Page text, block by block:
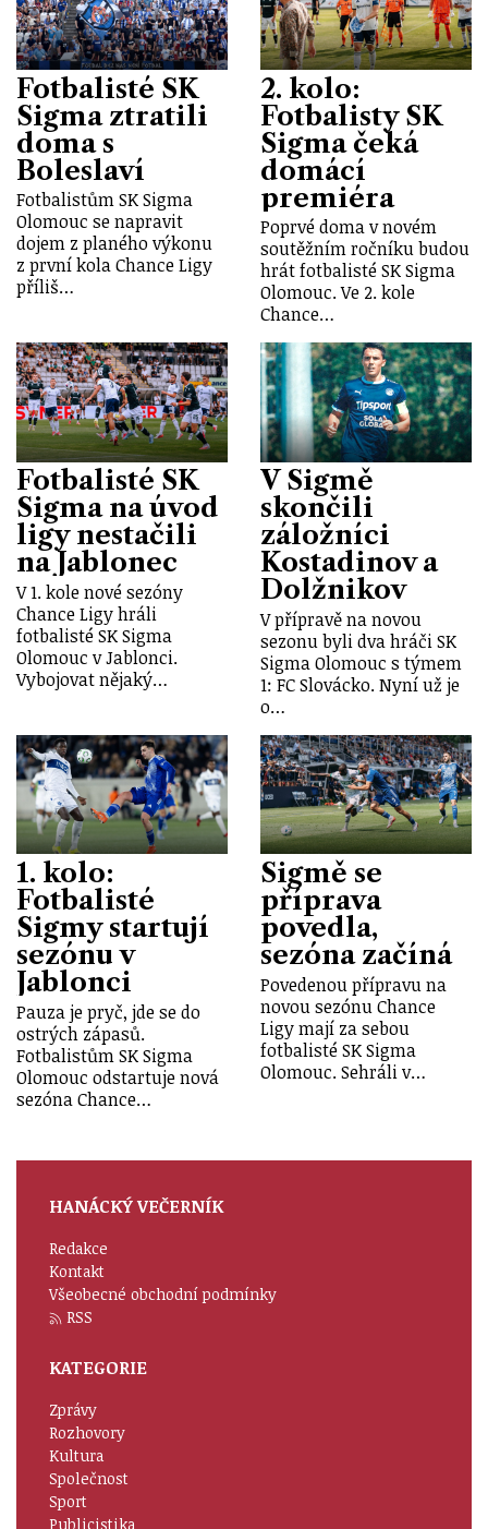
Fotbalisté SK
Sigma ztratili
doma s
Boleslaví
Fotbalistům SK Sigma
Olomouc se napravit
dojem z planého výkonu
z první kola Chance Ligy
příliš…
2. kolo:
Fotbalisty SK
Sigma čeká
domácí
premiéra
Poprvé doma v novém
soutěžním ročníku budou
hrát fotbalisté SK Sigma
Olomouc. Ve 2. kole
Chance…
Fotbalisté SK
Sigma na úvod
ligy nestačili
na Jablonec
V 1. kole nové sezóny
Chance Ligy hráli
fotbalisté SK Sigma
Olomouc v Jablonci.
Vybojovat nějaký…
V Sigmě
skončili
záložníci
Kostadinov a
Dolžnikov
V přípravě na novou
sezonu byli dva hráči SK
Sigma Olomouc s týmem
1: FC Slovácko. Nyní už je
o…
1. kolo:
Fotbalisté
Sigmy startují
sezónu v
Jablonci
Pauza je pryč, jde se do
ostrých zápasů.
Fotbalistům SK Sigma
Olomouc odstartuje nová
sezóna Chance…
Sigmě se
příprava
povedla,
sezóna začíná
Povedenou přípravu na
novou sezónu Chance
Ligy mají za sebou
fotbalisté SK Sigma
Olomouc. Sehráli v…
HANÁCKÝ VEČERNÍK
Redakce
Kontakt
Všeobecné obchodní podmínky
RSS
KATEGORIE
Zprávy
Rozhovory
Kultura
Společnost
Sport
Publicistika